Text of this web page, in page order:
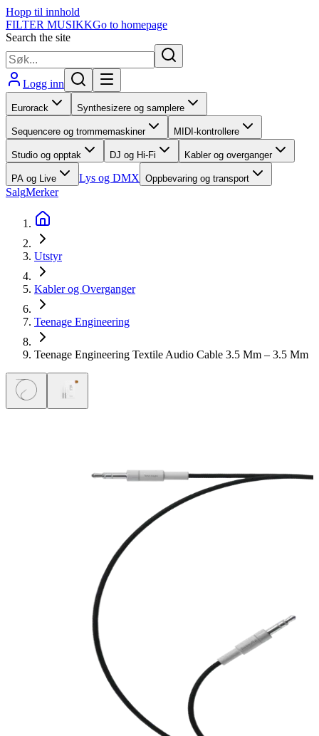
Hopp til innhold
FILTER MUSIKKGo to homepage
Search the site
Logg inn
Eurorack Synthesizere og samplere
Sequencere og trommemaskiner MIDI-kontrollere
Studio og opptak DJ og Hi-Fi Kabler og overganger
PA og Live Lys og DMX Oppbevaring og transport
SalgMerker
Utstyr
Kabler og Overganger
Teenage Engineering
Teenage Engineering Textile Audio Cable 3.5 Mm – 3.5 Mm